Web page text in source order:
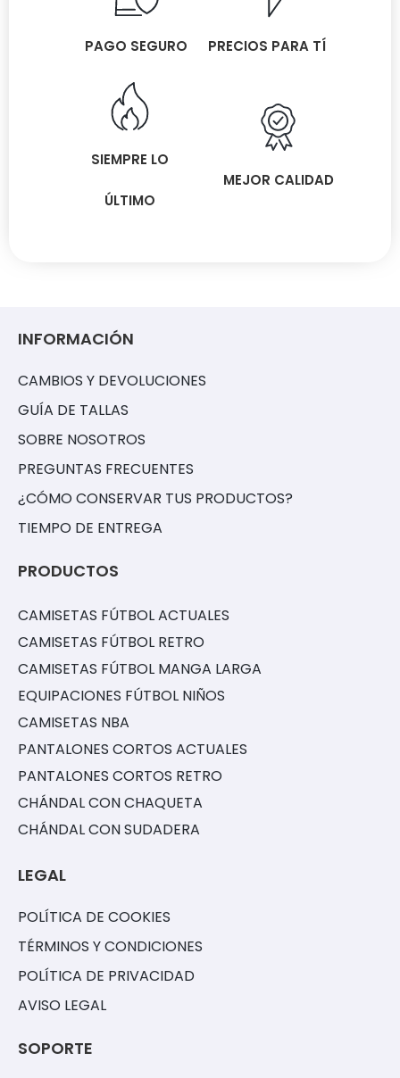
PAGO SEGURO PRECIOS PARA TÍ
SIEMPRE LO
ÚLTIMO
MEJOR CALIDAD
INFORMACIÓN
CAMBIOS Y DEVOLUCIONES
GUÍA DE TALLAS
SOBRE NOSOTROS
PREGUNTAS FRECUENTES
¿CÓMO CONSERVAR TUS PRODUCTOS?
TIEMPO DE ENTREGA
PRODUCTOS
CAMISETAS FÚTBOL ACTUALES
CAMISETAS FÚTBOL RETRO
CAMISETAS FÚTBOL MANGA LARGA
EQUIPACIONES FÚTBOL NIÑOS
CAMISETAS NBA
PANTALONES CORTOS ACTUALES
PANTALONES CORTOS RETRO
CHÁNDAL CON CHAQUETA
CHÁNDAL CON SUDADERA
LEGAL
POLÍTICA DE COOKIES
TÉRMINOS Y CONDICIONES
POLÍTICA DE PRIVACIDAD
AVISO LEGAL
SOPORTE